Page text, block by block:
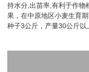
持水分,出苗率,有利于作物
果，在中原地区小麦生育
种子3公斤，产量30公斤以